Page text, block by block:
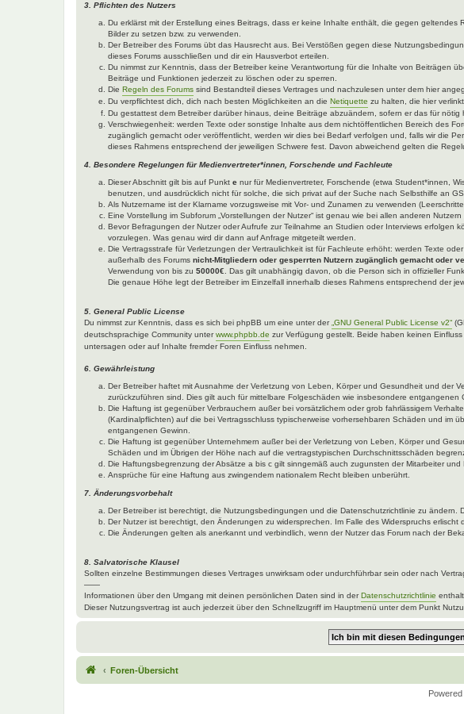
3. Pflichten des Nutzers
Du erklärst mit der Erstellung eines Beitrags, dass er keine Inhalte enthält, die gegen
Bilder zu setzen bzw. zu verwenden.
Der Betreiber des Forums übt das Hausrecht aus. Bei Verstößen gegen diese
dieses Forums ausschließen und dir ein Hausverbot erteilen.
Du nimmst zur Kenntnis, dass der Betreiber keine Verantwortung für die Inhalte von Beiträgen
Beiträge und Funktionen jederzeit zu löschen oder zu sperren.
Die Regeln des Forums sind Bestandteil dieses Vertrages und nachzulesen unter dem hier
Du verpflichtest dich, dich nach besten Möglichkeiten an die Netiquette zu halten, die hier verlinkt
Du gestattest dem Betreiber darüber hinaus, deine Beiträge abzuändern, sofern er das für
Verschwiegenheit: werden Texte oder sonstige Inhalte aus dem nichtöffentlichen Bereich des
zugänglich gemacht oder veröffentlicht, werden wir dies bei Bedarf verfolgen und, falls wir die
dieses Rahmens entsprechend der jeweiligen Schwere fest. Davon abweichend gelten die
4. Besondere Regelungen für Medienvertreter*innen, Forschende und Fachleute
Dieser Abschnitt gilt bis auf Punkt e nur für Medienvertreter, Forschende (etwa Student*innen,
benutzen, und ausdrücklich nicht für solche, die sich privat auf der Suche nach Selbsthilfe an
Als Nutzername ist der Klarname vorzugsweise mit Vor- und Zunamen zu verwenden
Eine Vorstellung im Subforum „Vorstellungen der Nutzer“ ist genau wie bei allen anderen Nutzern
Bevor Befragungen der Nutzer oder Aufrufe zur Teilnahme an Studien oder Interviews erfolgen
vorzulegen. Was genau wird dir dann auf Anfrage mitgeteilt werden.
Die Vertragsstrafe für Verletzungen der Vertraulichkeit ist für Fachleute erhöht: werden Texte
außerhalb des Forums nicht-Mitgliedern oder gesperrten Nutzern zugänglich gemacht oder
Verwendung von bis zu 50000€ . Das gilt unabhängig davon, ob die Person sich in offizieller
Die genaue Höhe legt der Betreiber im Einzelfall innerhalb dieses Rahmens entsprechend der
5. General Public License
Du nimmst zur Kenntnis, dass es sich bei phpBB um eine unter der „GNU General Public License v2“
deutschsprachige Community unterwww.phpbb.de zur Verfügung gestellt. Beide haben keinen
untersagen oder auf Inhalte fremder Foren Einfluss nehmen.
6. Gewährleistung
Der Betreiber haftet mit Ausnahme der Verletzung von Leben, Körper und Gesundheit und der
zurückzuführen sind. Dies gilt auch für mittelbare Folgeschäden wie insbesondere entgangenen
Die Haftung ist gegenüber Verbrauchern außer bei vorsätzlichem oder grob fahrlässigem
(Kardinalpflichten) auf die bei Vertragsschluss typischerweise vorhersehbaren Schäden und im
entgangenen Gewinn.
Die Haftung ist gegenüber Unternehmern außer bei der Verletzung von Leben, Körper und
Schäden und im Übrigen der Höhe nach auf die vertragstypischen Durchschnittsschäden
Die Haftungsbegrenzung der Absätze a bis c gilt sinngemäß auch zugunsten der Mitarbeiter und
Ansprüche für eine Haftung aus zwingendem nationalem Recht bleiben unberührt.
7. Änderungsvorbehalt
Der Betreiber ist berechtigt, die Nutzungsbedingungen und die Datenschutzrichtlinie zu
Der Nutzer ist berechtigt, den Änderungen zu widersprechen. Im Falle des Widerspruchs
Die Änderungen gelten als anerkannt und verbindlich, wenn der Nutzer das Forum nach der
8. Salvatorische Klausel
Sollten einzelne Bestimmungen dieses Vertrages unwirksam oder undurchführbar sein oder nach
——
Informationen über den Umgang mit deinen persönlichen Daten sind in derDatenschutzrichtlinie
Dieser Nutzungsvertrag ist auch jederzeit über den Schnellzugriff im Hauptmenü unter dem Punkt
Foren-Übersicht